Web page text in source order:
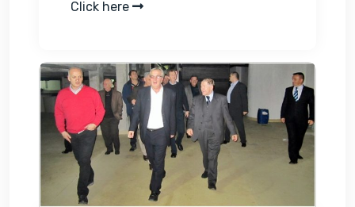
Click here